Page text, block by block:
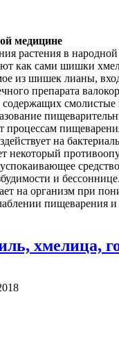
медицине
растения в
как сами шишки
из шишек лианы,
препарата
смолистые
процессам
на
некоторый
и
на организм при
пищеварения и
хмелица,